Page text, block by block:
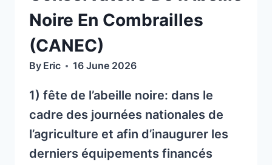
2026
DE
10
À
12
AU
LIEU
14
À
Noire En Combrailles
(CANEC)
By Eric 16 June 2026
1) fête de l’abeille noire: dans le
cadre des journées nationales de
l’agriculture et afin d’inaugurer les
derniers équipements financés